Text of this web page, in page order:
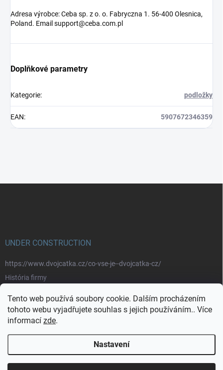
Tento web používá soubory cookie. Dalším procházením
tohoto webu vyjadřujete souhlas s jejich používáním.. Více
informací zde.
Nastavení
Adresa výrobce: Ceba sp. z o. o. Fabryczna 1. 56-400 Olesnica,
Poland. Email support@ceba.com.pl
Doplňkové parametry
Kategorie: podložky
EAN: 5907672346359
UNDER CONSTRUCTION
https://www.dvojcatka.cz/co-vse-je--dvojcatka-cz/
História firmy
Značky
https://www.dvojcatka.cz/kontakty/>